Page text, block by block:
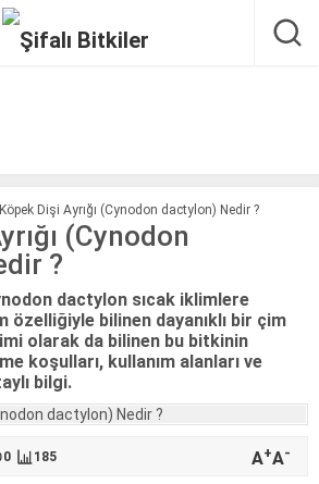
Köpek Dişi Ayrığı (Cynodon dactylon) Nedir ?
(Cynodon
?
dactylon sıcak iklimlere
özelliğiyle bilinen dayanıklı bir çim
olarak da bilinen bu bitkinin
koşulları, kullanım alanları ve
bilgi.
0 185 A+A-